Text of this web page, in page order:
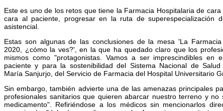
Este es uno de los retos que tiene la Farmacia Hospitalaria de
cara al paciente, progresar en la ruta de superespecialización
asistencial.
Estas son algunas de las conclusiones de la mesa 'La
2020, ¿cómo la ves?', en la que ha quedado claro que los
mismos como "protagonistas. Vamos a ser imprescindibles en
paciente y para la sostenibilidad del Sistema Nacional de Salud
María Sanjurjo, del Servicio de Farmacia del Hospital Universitario
Sin embargo, también advierte una de las amenazas principales
profesionales sanitarios que quieren abarcar nuestro terreno y no
medicamento". Refiriéndose a los médicos sin mencionarlos